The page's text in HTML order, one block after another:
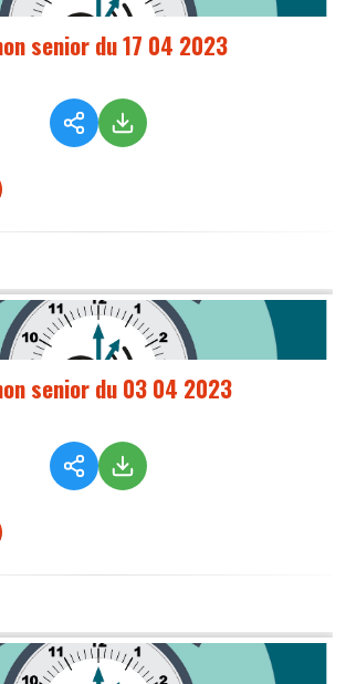
senior du 17 04 2023
senior du 03 04 2023